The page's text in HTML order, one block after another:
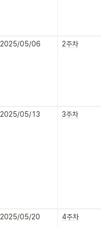
2025/05/06 2주차
2025/05/13 3주차
2025/05/20 4주차